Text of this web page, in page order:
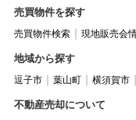
売買物件を探す
売買物件検索 現地販売会
地域から探す
逗子市 葉山町 横須賀市
不動産売却について